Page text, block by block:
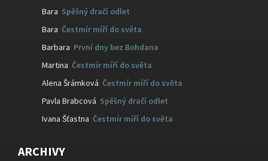
Bara Spěšný dračí odlet
Bara Čestmír míří do světa
Barbara První dny bez Bohdana
Martina Čestmír míří do světa
Alena Šrámková Čestmír míří do světa
Pavla Brabcová: Spěšný dračí odlet
Ivana Šťastna: Čestmír míří do světa
ARCHIVY